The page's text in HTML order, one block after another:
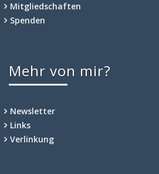
Mitgliedschaften
Spenden
Mehr von mir?
Newsletter
Links
Verlinkung